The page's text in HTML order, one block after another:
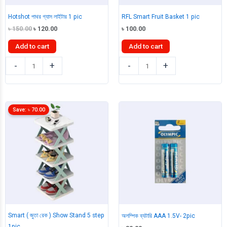
Hotshot পাথর গ্যাস লাইটার 1 pic
৳150.00 Original
was:
৳ 150.00.
৳ 120.00Current
Add to cart
-
পাথর
গ্যাস
1
pic
+
RFL Smart Fruit Basket 1 pic
৳ 100.00
Add to cart
-
Smart
Fruit
+
Smart ( জুতা রেক ) Show Stand 5 step
Save: ৳ 70.00
অলম্পিক ব্যটারি AAA 1.5V- 2pic